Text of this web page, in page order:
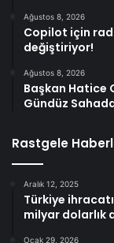
Ağustos 8, 2026
Copilot için
değiştiriyor!
Ağustos 8, 2026
Başkan Hatice
Gündüz
Rastgele
Aralık 12, 2025
Türkiye
milyar dolarlık
Ocak 29, 2026